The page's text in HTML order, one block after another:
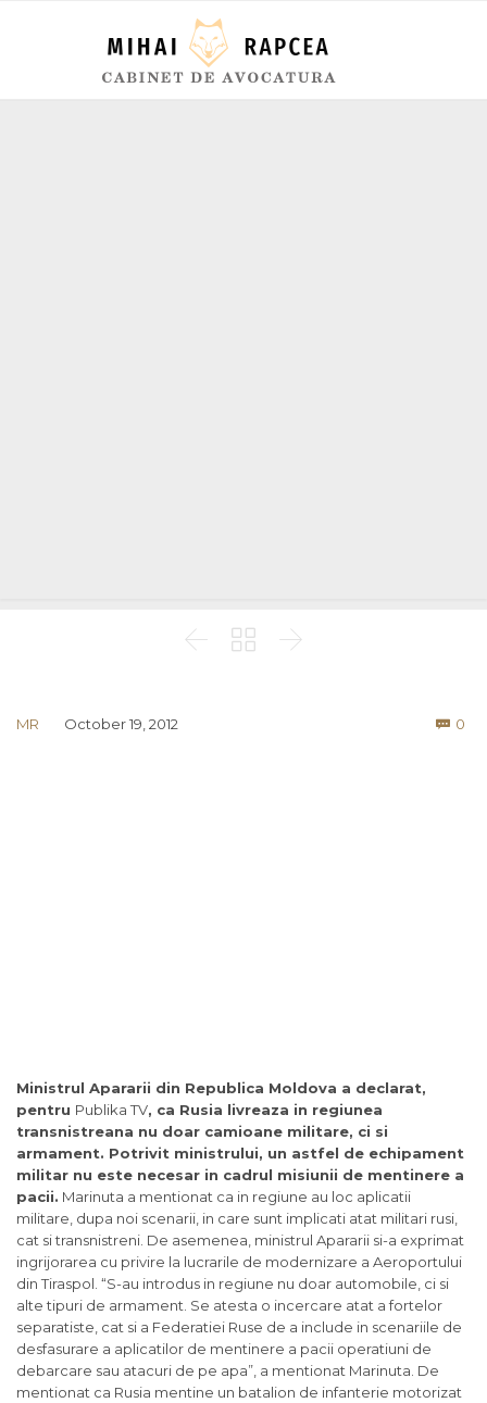
  
MR October 19, 2012  0
Ministrul Apararii din Republica Moldova a declarat,
pentru Publika TV, ca Rusia livreaza in regiunea
transnistreana nu doar camioane militare, ci si
armament. Potrivit ministrului, un astfel de echipament
militar nu este necesar in cadrul misiunii de mentinere a
pacii. Marinuta a mentionat ca in regiune au loc aplicatii
militare, dupa noi scenarii, in care sunt implicati atat militari rusi,
cat si transnistreni. De asemenea, ministrul Apararii si-a exprimat
ingrijorarea cu privire la lucrarile de modernizare a Aeroportului
din Tiraspol. “S-au introdus in regiune nu doar automobile, ci si
alte tipuri de armament. Se atesta o incercare atat a fortelor
separatiste, cat si a Federatiei Ruse de a include in scenariile de
desfasurare a aplicatilor de mentinere a pacii operatiuni de
debarcare sau atacuri de pe apa”, a mentionat Marinuta. De
mentionat ca Rusia mentine un batalion de infanterie motorizat